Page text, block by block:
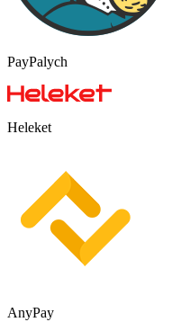
PayPalych
Heleket
AnyPay